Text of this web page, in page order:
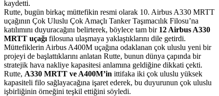
kaydetti.
Rutte, bugün birkaç müttefikin resmi olarak 10. Airbus A330 MRTT
uçağının Çok Uluslu Çok Amaçlı Tanker Taşımacılık Filosu’na
katılımını duyuracağını belirterek, böylece tam bir12 Airbus A330
MRTT uçağı filosuna ulaşmaya yaklaştıklarını dile getirdi.
Müttefiklerin Airbus A400M uçağına odaklanan çok uluslu yeni bir
projeyi de başlattıklarını anlatan Rutte, bunun dünya çapında bir
stratejik hava nakliye kapasitesi anlamına geldiğine dikkati çekti.
Rutte, A330 MRTT ve A400M’in ittifaka iki çok uluslu yüksek
kapasiteli filo sağlayacağına işaret ederek, bu duyurunun çok uluslu
işbirliğinin örneğini teşkil ettiğini söyledi.